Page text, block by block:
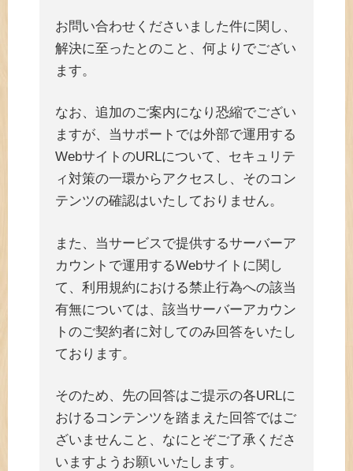
お問い合わせくださいました件に関し、
解決に至ったとのこと、何よりでござい
ます。
なお、追加のご案内になり恐縮でござい
ますが、当サポートでは外部で運用する
WebサイトのURLについて、セキュリテ
ィ対策の一環からアクセスし、そのコン
テンツの確認はいたしておりません。
また、当サービスで提供するサーバーア
カウントで運用するWebサイトに関し
て、利用規約における禁止行為への該当
有無については、該当サーバーアカウン
トのご契約者に対してのみ回答をいたし
ております。
そのため、先の回答はご提示の各URLに
おけるコンテンツを踏まえた回答ではご
ざいませんこと、なにとぞご了承くださ
いますようお願いいたします。